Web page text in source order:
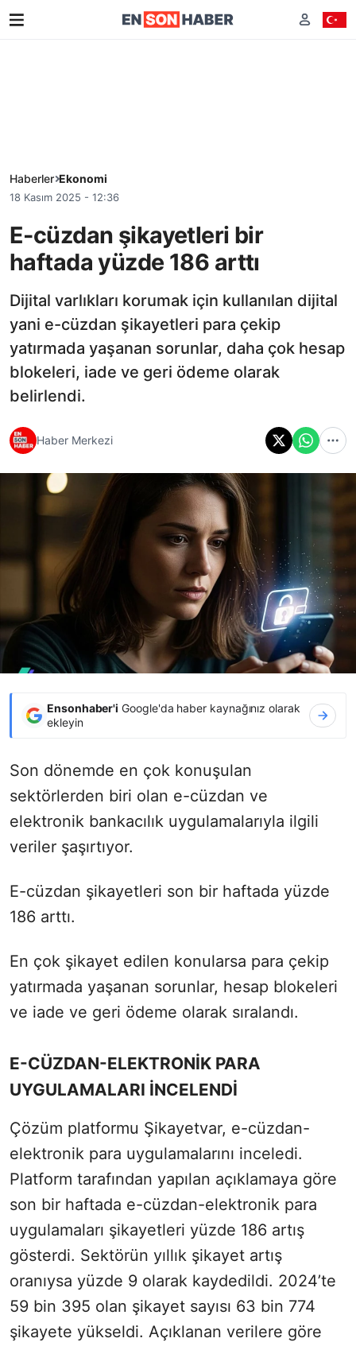
Haberler Ekonomi
18 Kasım 2025 - 12:36
E-cüzdan şikayetleri bir
haftada yüzde 186 arttı
Dijital varlıkları korumak için kullanılan dijital
yani e-cüzdan şikayetleri para çekip
yatırmada yaşanan sorunlar, daha çok hesap
blokeleri, iade ve geri ödeme olarak
belirlendi.
Haber Merkezi
Ensonhaber'i Google'da haber kaynağınız olarak
ekleyin
Son dönemde en çok konuşulan
sektörlerden biri olan e-cüzdan ve
elektronik bankacılık uygulamalarıyla ilgili
veriler şaşırtıyor.
E-cüzdan şikayetleri son bir haftada yüzde
186 arttı.
En çok şikayet edilen konularsa para çekip
yatırmada yaşanan sorunlar, hesap blokeleri
ve iade ve geri ödeme olarak sıralandı.
E-CÜZDAN-ELEKTRONİK PARA
UYGULAMALARI İNCELENDİ
Çözüm platformu Şikayetvar, e-cüzdan-
elektronik para uygulamalarını inceledi.
Platform tarafından yapılan açıklamaya göre
son bir haftada e-cüzdan-elektronik para
uygulamaları şikayetleri yüzde 186 artış
gösterdi. Sektörün yıllık şikayet artış
oranıysa yüzde 9 olarak kaydedildi. 2024’te
59 bin 395 olan şikayet sayısı 63 bin 774
şikayete yükseldi. Açıklanan verilere göre